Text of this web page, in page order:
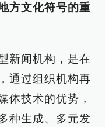
方文化符号的重
新闻机构，是在
通过组织机构再
体技术的优势，
种生成、多元发